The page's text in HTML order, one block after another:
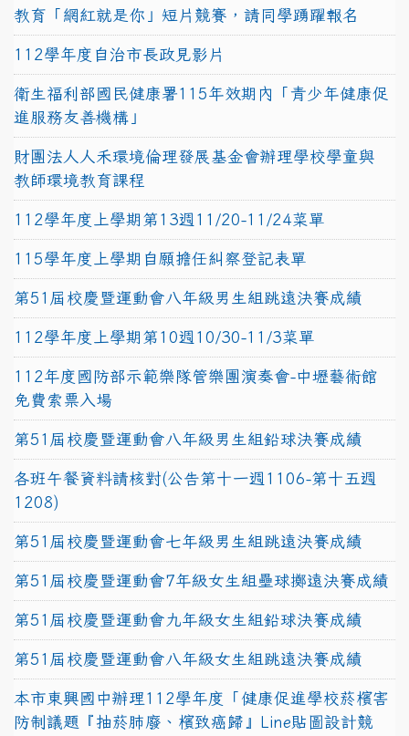
教育「網紅就是你」短片競賽，請同學踴躍報名
112學年度自治市長政見影片
衛生福利部國民健康署115年效期內「青少年健康促
進服務友善機構」
財團法人人禾環境倫理發展基金會辦理學校學童與
教師環境教育課程
112學年度上學期第13週11/20-11/24菜單
115學年度上學期自願擔任糾察登記表單
第51屆校慶暨運動會八年級男生組跳遠決賽成績
112學年度上學期第10週10/30-11/3菜單
112年度國防部示範樂隊管樂團演奏會-中壢藝術館
免費索票入場
第51屆校慶暨運動會八年級男生組鉛球決賽成績
各班午餐資料請核對(公告第十一週1106-第十五週
1208)
第51屆校慶暨運動會七年級男生組跳遠決賽成績
第51屆校慶暨運動會7年級女生組壘球擲遠決賽成績
第51屆校慶暨運動會九年級女生組鉛球決賽成績
第51屆校慶暨運動會八年級女生組跳遠決賽成績
本市東興國中辦理112學年度「健康促進學校菸檳害
防制議題『抽菸肺廢、檳致癌歸』Line貼圖設計競